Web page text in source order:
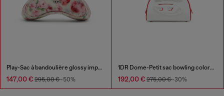
Play-Sac à bandoulière glossy imprimé
147,00 € 295,00 €-50%
1DR Dome-Petit sac bowling color-block
192,00 € 275,00 €-30%